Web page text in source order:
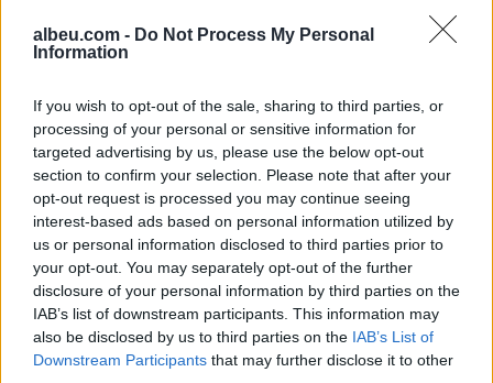
albeu.com - Do Not Process My Personal
Information
If you wish to opt-out of the sale, sharing to third parties, or
processing of your personal or sensitive information for
targeted advertising by us, please use the below opt-out
section to confirm your selection. Please note that after your
opt-out request is processed you may continue seeing
interest-based ads based on personal information utilized by
us or personal information disclosed to third parties prior to
your opt-out. You may separately opt-out of the further
disclosure of your personal information by third parties on the
IAB’s list of downstream participants. This information may
also be disclosed by us to third parties on the IAB’s List of
Downstream Participants that may further disclose it to other
Video/ Shpërthimi në një
minibus në periferi të
Damaskut lë 2 të vdekur
dhe 13 të plagosur
Video/ Dy të vrarë dhe 13
të plagosur nga
shpërthimi i një minibusi
pranë Damaskut
Ceuta përballet me krizë
të rëndë humanitare, hyrja
Profesori i Kembrixhit
largohet nga detyra pas